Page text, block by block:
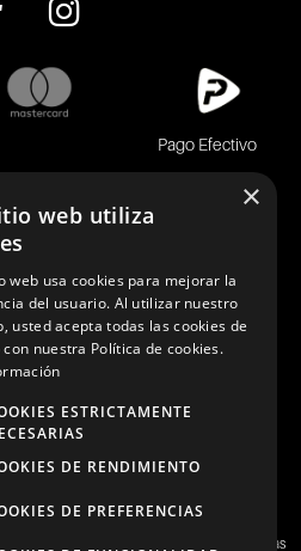
Pago Efectivo
989 174 974
de lunes a viernes
La Campiña , Chorrillos
de los y de las
×
web utiliza
web usa cookies para mejorar la
del usuario. Al utilizar nuestro
usted acepta todas las cookies de
nuestra Política de cookies.
ESTRICTAMENTE
DE RENDIMIENTO
DE PREFERENCIAS